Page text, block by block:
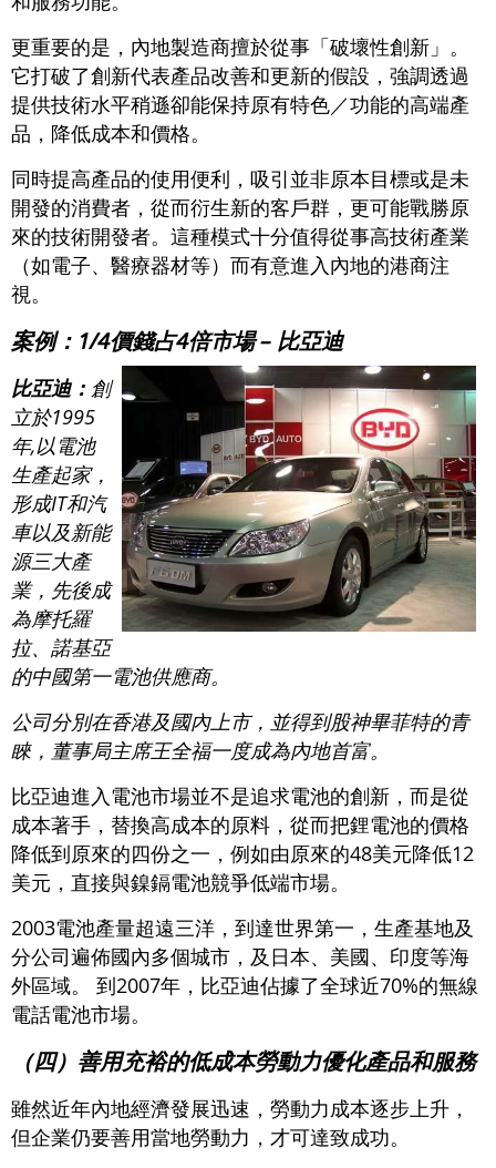
更重要的是，內地製造商擅於從事「破壞性創新」。
它打破了創新代表產品改善和更新的假設，強調透過
提供技術水平稍遜卻能保持原有特色／功能的高端產
品，降低成本和價格。
同時提高產品的使用便利，吸引並非原本目標或是未
開發的消費者，從而衍生新的客戶群，更可能戰勝原
來的技術開發者。這種模式十分值得從事高技術產業
（如電子、醫療器材等）而有意進入內地的港商注
視。
案例：1/4價錢占4倍市場 – 比亞迪
比亞迪： 創
立於1995
年,以電池
生產起家，
形成IT和汽
車以及新能
源三大產
業，先後成
為摩托羅
拉、諾基亞
的中國第一電池供應商。
公司分別在香港及國內上市，並得到股神畢菲特的青
睞，董事局主席王全福一度成為內地首富。
比亞迪進入電池市場並不是追求電池的創新，而是從
成本著手，替換高成本的原料，從而把鋰電池的價格
降低到原來的四份之一，例如由原來的48美元降低12
美元，直接與鎳鎘電池競爭低端市場。
2003電池產量超遠三洋，到達世界第一，生產基地及
分公司遍佈國內多個城市，及日本、美國、印度等海
外區域。 到2007年，比亞迪佔據了全球近70%的無線
電話電池市場。
（四）善用充裕的低成本勞動力優化產品和服務
雖然近年內地經濟發展迅速，勞動力成本逐步上升，
但企業仍要善用當地勞動力，才可達致成功。